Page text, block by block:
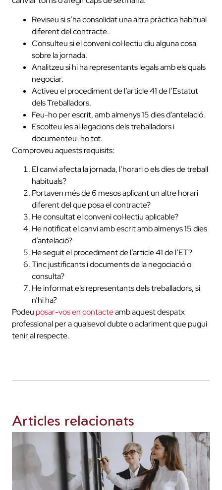
Reviseu si s’ha consolidat una altra pràctica habitual
diferent del contracte.
Consulteu si el conveni col·lectiu diu alguna cosa
sobre la jornada.
Analitzeu si hi ha representants legals amb els quals
negociar.
Activeu el procediment de l’article 41 de l’Estatut
dels Treballadors.
Feu-ho per escrit, amb almenys 15 dies d’antelació.
Escolteu les al·legacions dels treballadors i
documenteu-ho tot.
Comproveu aquests requisits:
El canvi afecta la jornada, l’horari o els dies de treball
habituals?
Portaven més de 6 mesos aplicant un altre horari
diferent del que posa el contracte?
He consultat el conveni col·lectiu aplicable?
He notificat el canvi amb escrit amb almenys 15 dies
d’antelació?
He seguit el procediment de l’article 41 de l’ET?
Tinc justificants i documents de la negociació o
consulta?
He informat els representants dels treballadors, si
n’hi ha?
Podeu posar-vos en contacteamb aquest despatx
professional per a qualsevol dubte o aclariment que pugui
tenir al respecte.
Articles relacionats